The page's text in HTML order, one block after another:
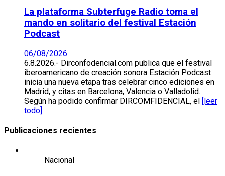
La plataforma Subterfuge Radio toma el
mando en solitario del festival Estación
Podcast
06/08/2026
6.8.2026.- Dirconfodencial.com publica que el festival
iberoamericano de creación sonora Estación Podcast
inicia una nueva etapa tras celebrar cinco ediciones en
Madrid, y citas en Barcelona, Valencia o Valladolid.
Según ha podido confirmar DIRCOMFIDENCIAL, el [leer
todo]
Publicaciones recientes
Nacional